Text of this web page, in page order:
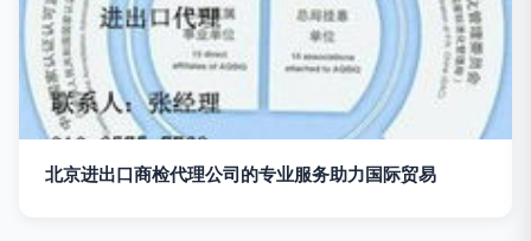
北京进出口商检代理公司的专业服务助力国际贸易